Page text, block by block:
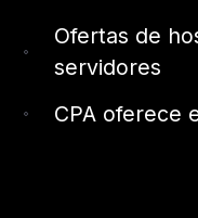
Ofertas de
servidores
CPA oferece